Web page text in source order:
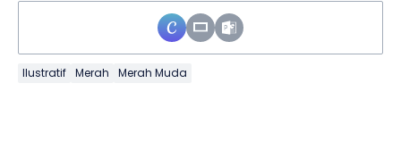
Ilustratif Merah Merah Muda